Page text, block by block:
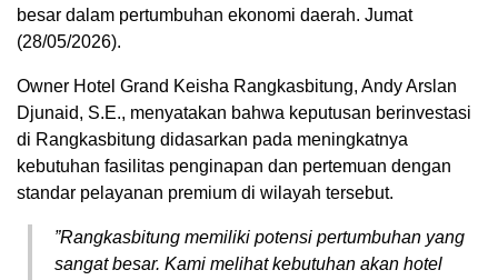
besar dalam pertumbuhan ekonomi daerah. Jumat
(28/05/2026).
​Owner Hotel Grand Keisha Rangkasbitung, Andy Arslan
Djunaid, S.E., menyatakan bahwa keputusan berinvestasi
di Rangkasbitung didasarkan pada meningkatnya
kebutuhan fasilitas penginapan dan pertemuan dengan
standar pelayanan premium di wilayah tersebut.
​”Rangkasbitung memiliki potensi pertumbuhan yang
sangat besar. Kami melihat kebutuhan akan hotel